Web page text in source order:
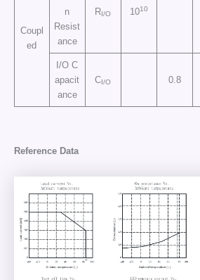
Coupl
ed
n
Resist
ance
RI/O 1010
I/O C
apacit
ance
CI/O 0.8
Reference Data